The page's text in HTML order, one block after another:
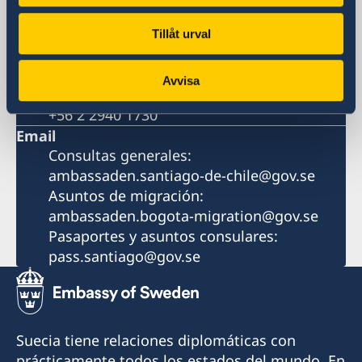
Tillåt urval
Avvisa
Av. Apoquindo 2929, Oficina 300
Las Condes, Santiago de Chile
Phone
Fax
+56 2 2940 1730
Email
Consultas generales:
ambassaden.santiago-de-chile@gov.se
Asuntos de migración:
ambassaden.bogota-migration@gov.se
Pasaportes y asuntos consulares:
pass.santiago@gov.se
Suecia tiene relaciones diplomáticas con